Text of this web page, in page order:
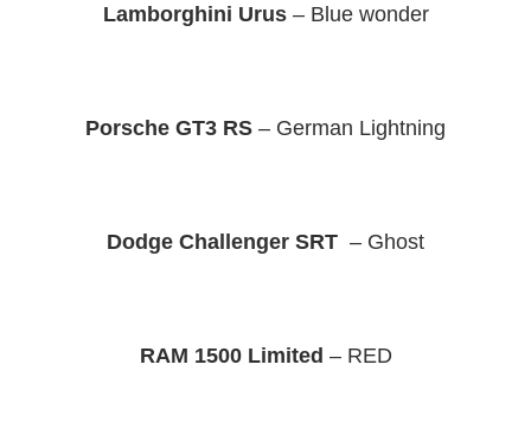
Lamborghini Urus – Blue wonder
Porsche GT3 RS – German Lightning
Dodge Challenger SRT – Ghost
RAM 1500 Limited – RED